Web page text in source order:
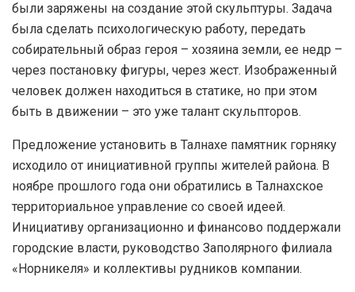
были заряжены на создание этой скульптуры. Задача
была сделать психологическую работу, передать
собирательный образ героя – хозяина земли, ее недр –
через постановку фигуры, через жест. Изображенный
человек должен находиться в статике, но при этом
быть в движении – это уже талант скульпторов.
Предложение установить в Талнахе памятник горняку
исходило от инициативной группы жителей района. В
ноябре прошлого года они обратились в Талнахское
территориальное управление со своей идеей.
Инициативу организационно и финансово поддержали
городские власти, руководство Заполярного филиала
«Норникеля» и коллективы рудников компании.